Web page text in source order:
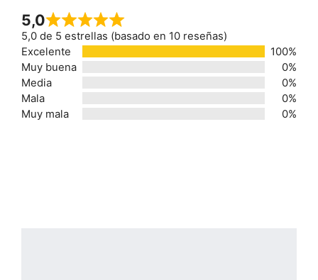
5,0
5,0 de 5 estrellas (basado en 10 reseñas)
Excelente
100%
Muy buena
0%
Media
0%
Mala
0%
Muy mala
0%